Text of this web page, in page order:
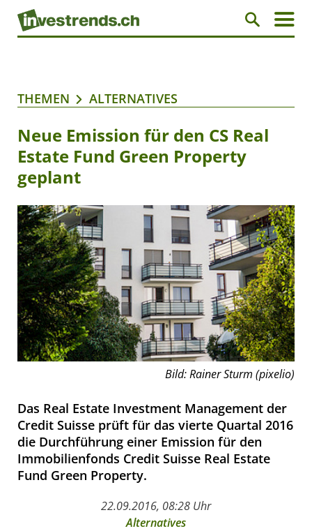
THEMEN ALTERNATIVES
Neue Emission für den CS Real
Estate Fund Green Property
geplant
Bild: Rainer Sturm (pixelio)
Das Real Estate Investment Management der
Credit Suisse prüft für das vierte Quartal 2016
die Durchführung einer Emission für den
Immobilienfonds Credit Suisse Real Estate
Fund Green Property.
22.09.2016, 08:28 Uhr
Alternatives